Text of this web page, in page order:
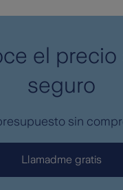
el precio
seguro
sin
Llamadme gratis